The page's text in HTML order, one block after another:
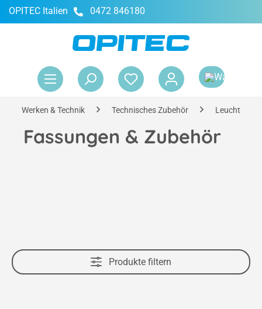
springen
OPITEC Italien 0472 846180
Werken & Technik Technisches Zubehör Leuchtmittel
Fassungen & Zubehör
Produkte filtern